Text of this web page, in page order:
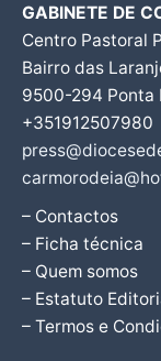
GABINETE DE
Centro Pastoral
Bairro das
9500-294 Ponta
+351912507980
– Contactos
– Ficha técnica
– Quem somos
– Estatuto
– Termos e